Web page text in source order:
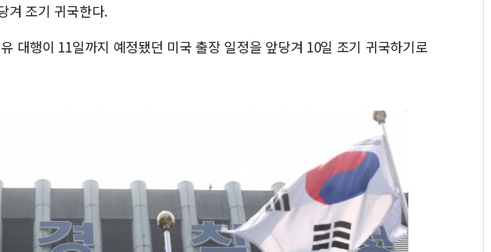
구미 폐염산처리업체서 불 2시간30여분만
해군과 함께하는 '불금전파, 송정' 시즌2
강원도 폭염특보 11일째…온열질환·가축
겨 조기 귀국한다.
대행이 11일까지 예정됐던 미국 출장 일정을 앞당겨 10일 조기 귀국하기로